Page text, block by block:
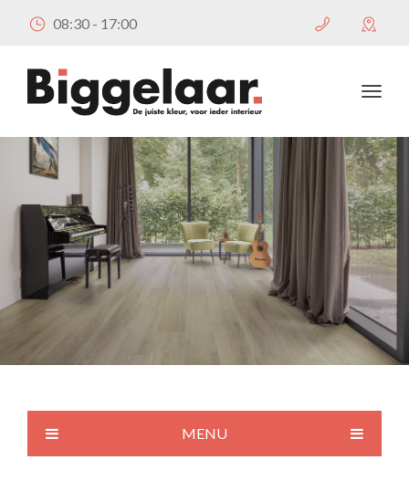
08:30 - 17:00
MENU